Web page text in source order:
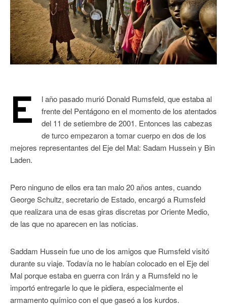
E
l año pasado murió Donald Rumsfeld, que estaba al
frente del Pentágono en el momento de los atentados
del 11 de setiembre de 2001. Entonces las cabezas
de turco empezaron a tomar cuerpo en dos de los
mejores representantes del Eje del Mal: Sadam Hussein y Bin
Laden.
Pero ninguno de ellos era tan malo 20 años antes, cuando
George Schultz, secretario de Estado, encargó a Rumsfeld
que realizara una de esas giras discretas por Oriente Medio,
de las que no aparecen en las noticias.
Saddam Hussein fue uno de los amigos que Rumsfeld visitó
durante su viaje. Todavía no le habían colocado en el Eje del
Mal porque estaba en guerra con Irán y a Rumsfeld no le
importó entregarle lo que le pidiera, especialmente el
armamento químico con el que gaseó a los kurdos.